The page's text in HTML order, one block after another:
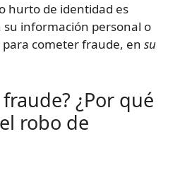
hurto de identidad es
información personal o
cometer fraude, en su
¿Por qué
robo de